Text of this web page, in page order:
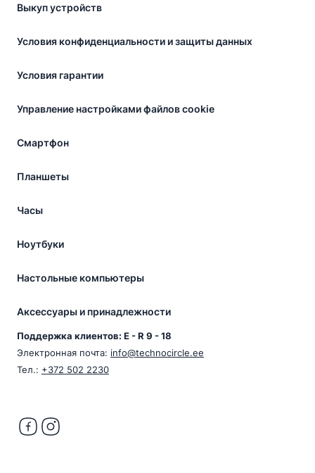
Выкуп устройств
Условия конфиденциальности и защиты данных
Условия гарантии
Управление настройками файлов cookie
Смартфон
Планшеты
Часы
Ноутбуки
Настольные компьютеры
Аксессуары и принадлежности
Поддержка клиентов: E - R 9 - 18
Электронная почта: info@technocircle.ee
Тел.: +372 502 2230